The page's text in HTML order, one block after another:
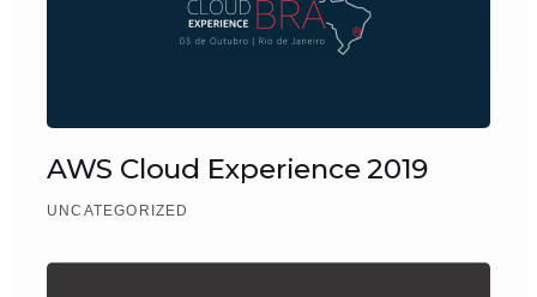
AWS Cloud Experience 2019
UNCATEGORIZED